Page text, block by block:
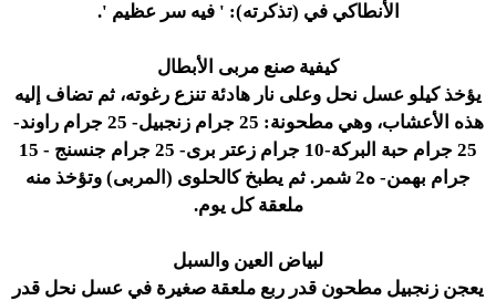
الأنطاكي في (تذكرته): ' فيه سر عظيم '.
كيفية صنع مربى الأبطال
يؤخذ كيلو عسل نحل وعلى نار هادئة تنزع رغوته، ثم تضاف إليه
هذه الأعشاب، وهي مطحونة: 25 جرام زنجبيل- 25 جرام راوند-
25 جرام حبة البركة-10 جرام زعتر برى- 25 جرام جنسنج - 15
جرام بهمن- ه2 شمر. ثم يطبخ كالحلوى (المربى) وتؤخذ منه
ملعقة كل يوم.
لبياض العين والسبل
يعجن زنجبيل مطحون قدر ربع ملعقة صغيرة في عسل نحل قدر